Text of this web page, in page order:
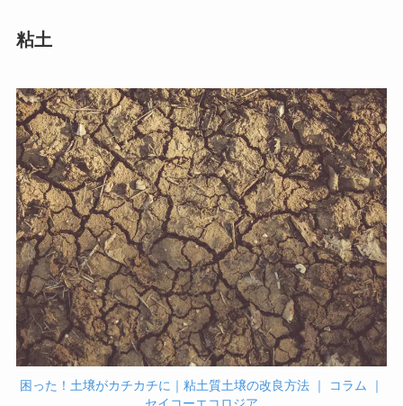
粘土
困った！土壌がカチカチに｜粘土質土壌の改良方法 ｜ コラム ｜
セイコーエコロジア